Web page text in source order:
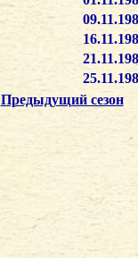
Предыдущий сезон